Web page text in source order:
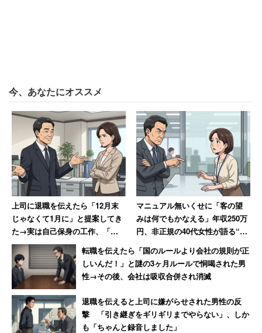
とリアルな生活感を明かした。
同じく都内在住の、世帯年収1700万円の40代前半男性
（IT・通信系／正社員）は「生活するうえで、お金を気に
しすぎなくていいので幸せ。そんなに贅沢はしていない
が、周りからはうらやましがられ『おごってくれ』とよく
言われる」と語る。世帯年収1600～1800万円の人たち
は、意外にも堅実家が多いのかもしれない。
※キャリコネニュースでは引き続き「あなたの世帯年収へ
の不満を教えてください」などのアンケートへのご回答や
【アマギフ1000円プレゼント】読者エッセイを募集して
います。
—–
今、あなたにオススメ
上司に退職を伝えたら「12月末
じゃなくて1月に」と提案してき
た→実は自己保身の工作、「セ
クハラ体質の上に卑怯者」と振
り返る女性
マニュアル無いくせに「客の望
みは何でもかなえる」年収250万
円、非正規の40代女性が語る“や
転職を伝えたら「国のルールより会社の規則が正
しいんだ！」と謎の3ヶ月ルールで恫喝された男
性→その後、会社は吸収合併され消滅
退職を伝えると上司に嫌がらせされた男性の反
撃 「引き継ぎをギリギリまでやらない」、しか
も「ちゃんと録音しました」